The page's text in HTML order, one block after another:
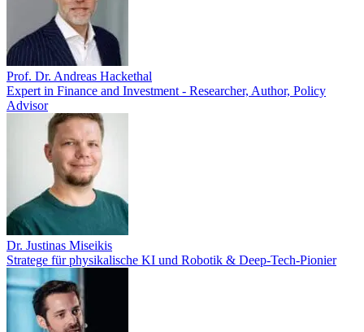
Prof. Dr. Andreas Hackethal
Expert in Finance and Investment - Researcher, Author, Policy
Advisor
Dr. Justinas Miseikis
Stratege für physikalische KI und Robotik & Deep-Tech-Pionier